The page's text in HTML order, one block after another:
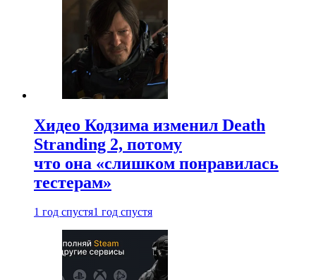
Хидео Кодзима изменил Death
Stranding 2, потому
что она «слишком понравилась
тестерам»
1 год спустя1 год спустя